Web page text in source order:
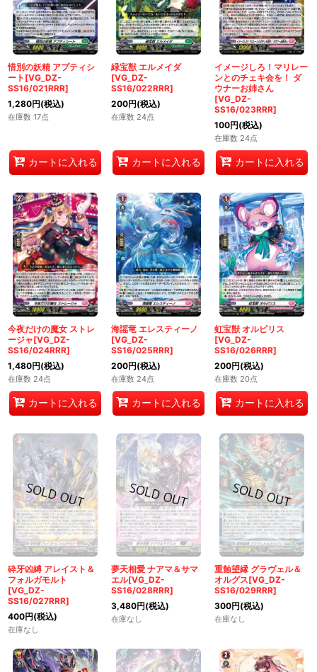
惜別の妖精 アプティシ
ート[VG_DZ-
SS16/021RRR]
1,280円(税込)
在庫数 17点
カートに入れる
緑宝獣 エルメイダ
[VG_DZ-
SS16/022RRR]
200円(税込)
在庫数 24点
カートに入れる
イメージしろ！マリレー
ンとのチェキ会を！ ダ
ウナーお姉さん
[VG_DZ-
SS16/023RRR]
100円(税込)
在庫数 24点
カートに入れる
今夜だけの魔女 ストレ
ージャ[VG_DZ-
SS16/024RRR]
1,480円(税込)
在庫数 24点
カートに入れる
海謡竜 エレスティーノ
[VG_DZ-
SS16/025RRR]
200円(税込)
在庫数 24点
カートに入れる
虹宝獣 オルピリス
[VG_DZ-
SS16/026RRR]
200円(税込)
在庫数 20点
カートに入れる
砕牙凶縛 アレイスト＆
フォルガモルト
[VG_DZ-
SS16/027RRR]
400円(税込)
在庫なし
夢天相愛 ナアマ＆サマ
エル[VG_DZ-
SS16/028RRR]
3,480円(税込)
在庫なし
重蝕望縁 グラヴェル＆
オルグス[VG_DZ-
SS16/029RRR]
300円(税込)
在庫なし